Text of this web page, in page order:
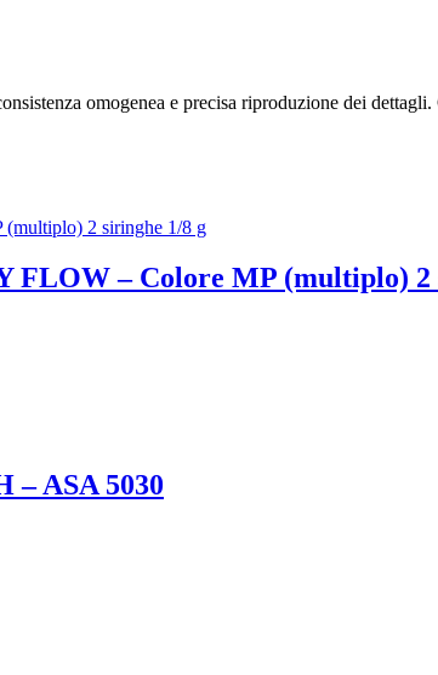
omogenea e precisa riproduzione dei
– Colore MP (multiplo) 2
– ASA 5030